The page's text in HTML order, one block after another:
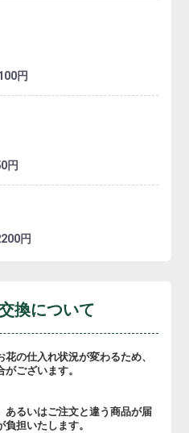
円
円
円
換について
の仕入れ状況が変わるため、
ございます。
るいはご注文と違う商品が届
担いたします。